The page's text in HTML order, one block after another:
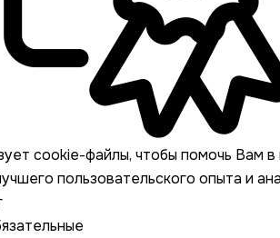
cookie-файлы, чтобы помочь Вам в
пользовательского опыта и